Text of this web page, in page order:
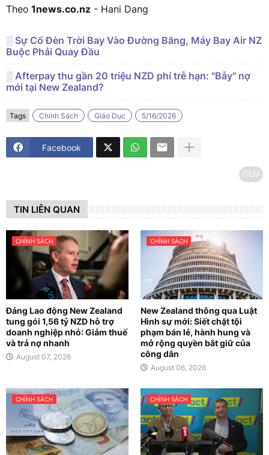
Theo 1news.co.nz - Hani Dang
░ Sự Cố Đèn Trời Bay Vào Đường Băng, Máy Bay Air NZ
Buộc Phải Quay Đầu
░ Afterpay thu gần 20 triệu NZD phí trễ hạn: "Bẫy" nợ
mới tại New Zealand?
Tags Chính Sách Giáo Dục 5/16/2026
Facebook
iTEM
TIN LIÊN QUAN
CHÍNH SÁCH
Đảng Lao động New Zealand
tung gói 1,56 tỷ NZD hỗ trợ
doanh nghiệp nhỏ: Giảm thuế
và trả nợ nhanh
August 07, 2026
CHÍNH SÁCH
New Zealand thông qua Luật
Hình sự mới: Siết chặt tội
phạm bán lẻ, hành hung và
mở rộng quyền bắt giữ của
công dân
August 06, 2026
CHÍNH SÁCH CHÍNH SÁCH